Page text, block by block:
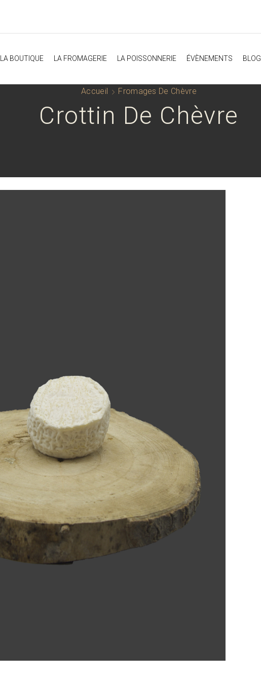
LA BOUTIQUE LA FROMAGERIE LA POISSONNERIE ÉVÈNEMENTS BLOG
Accueil Fromages De Chèvre
Crottin De Chèvre